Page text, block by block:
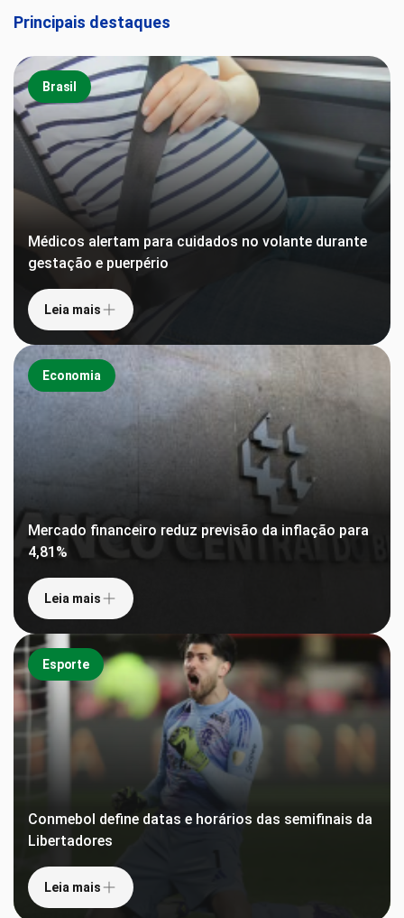
Principais destaques
Brasil
Médicos alertam para cuidados no volante durante
gestação e puerpério
Leia mais
Economia
Mercado financeiro reduz previsão da inflação para
4,81%
Leia mais
Esporte
Conmebol define datas e horários das semifinais da
Libertadores
Leia mais